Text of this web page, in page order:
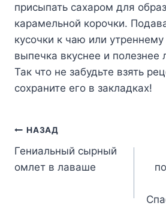
присыпать сахаром для
карамельной корочки.
кусочки к чаю или
выпечка вкуснее и
Так что не забудьте взять
сохраните его в закладках!
Навигация
по
НАЗАД
Гениальный сырный
омлет в лаваше